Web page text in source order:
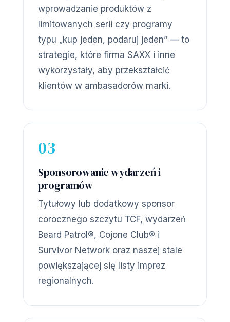
wprowadzanie produktów z
limitowanych serii czy programy
typu „kup jeden, podaruj jeden” — to
strategie, które firma SAXX i inne
wykorzystały, aby przekształcić
klientów w ambasadorów marki.
03
Sponsorowanie wydarzeń i
programów
Tytułowy lub dodatkowy sponsor
corocznego szczytu TCF, wydarzeń
Beard Patrol®, Cojone Club® i
Survivor Network oraz naszej stale
powiększającej się listy imprez
regionalnych.